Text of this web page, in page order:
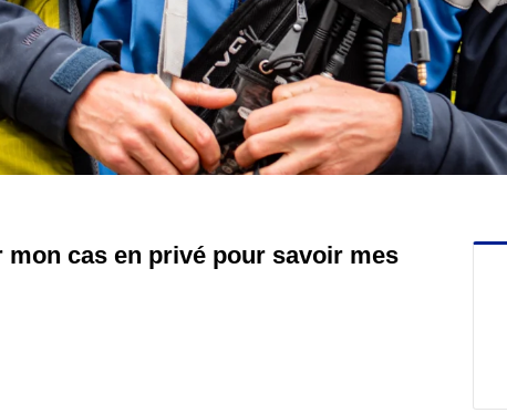
cas en privé pour savoir mes